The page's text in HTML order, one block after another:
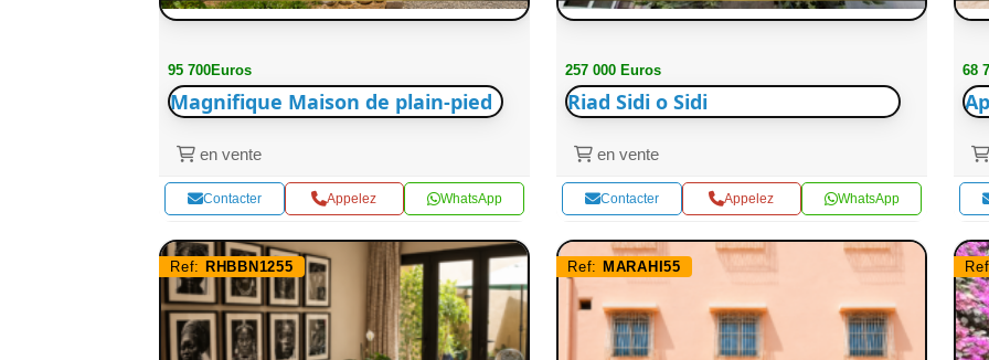
95 700Euros
Magnifique Maison de plain-pied
en vente
Contacter Appelez WhatsApp
257 000 Euros
Riad Sidi o Sidi
en vente
Contacter Appelez WhatsApp
68
Ref: RHBBN1255 Ref: MARAHI55